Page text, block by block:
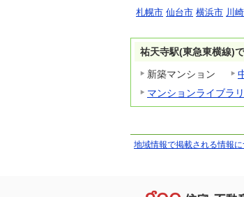
札幌市 仙台市 横浜市 川
祐天寺駅(東急東横線)
新築マンション
マンションライブラ
地域情報で掲載される情報に